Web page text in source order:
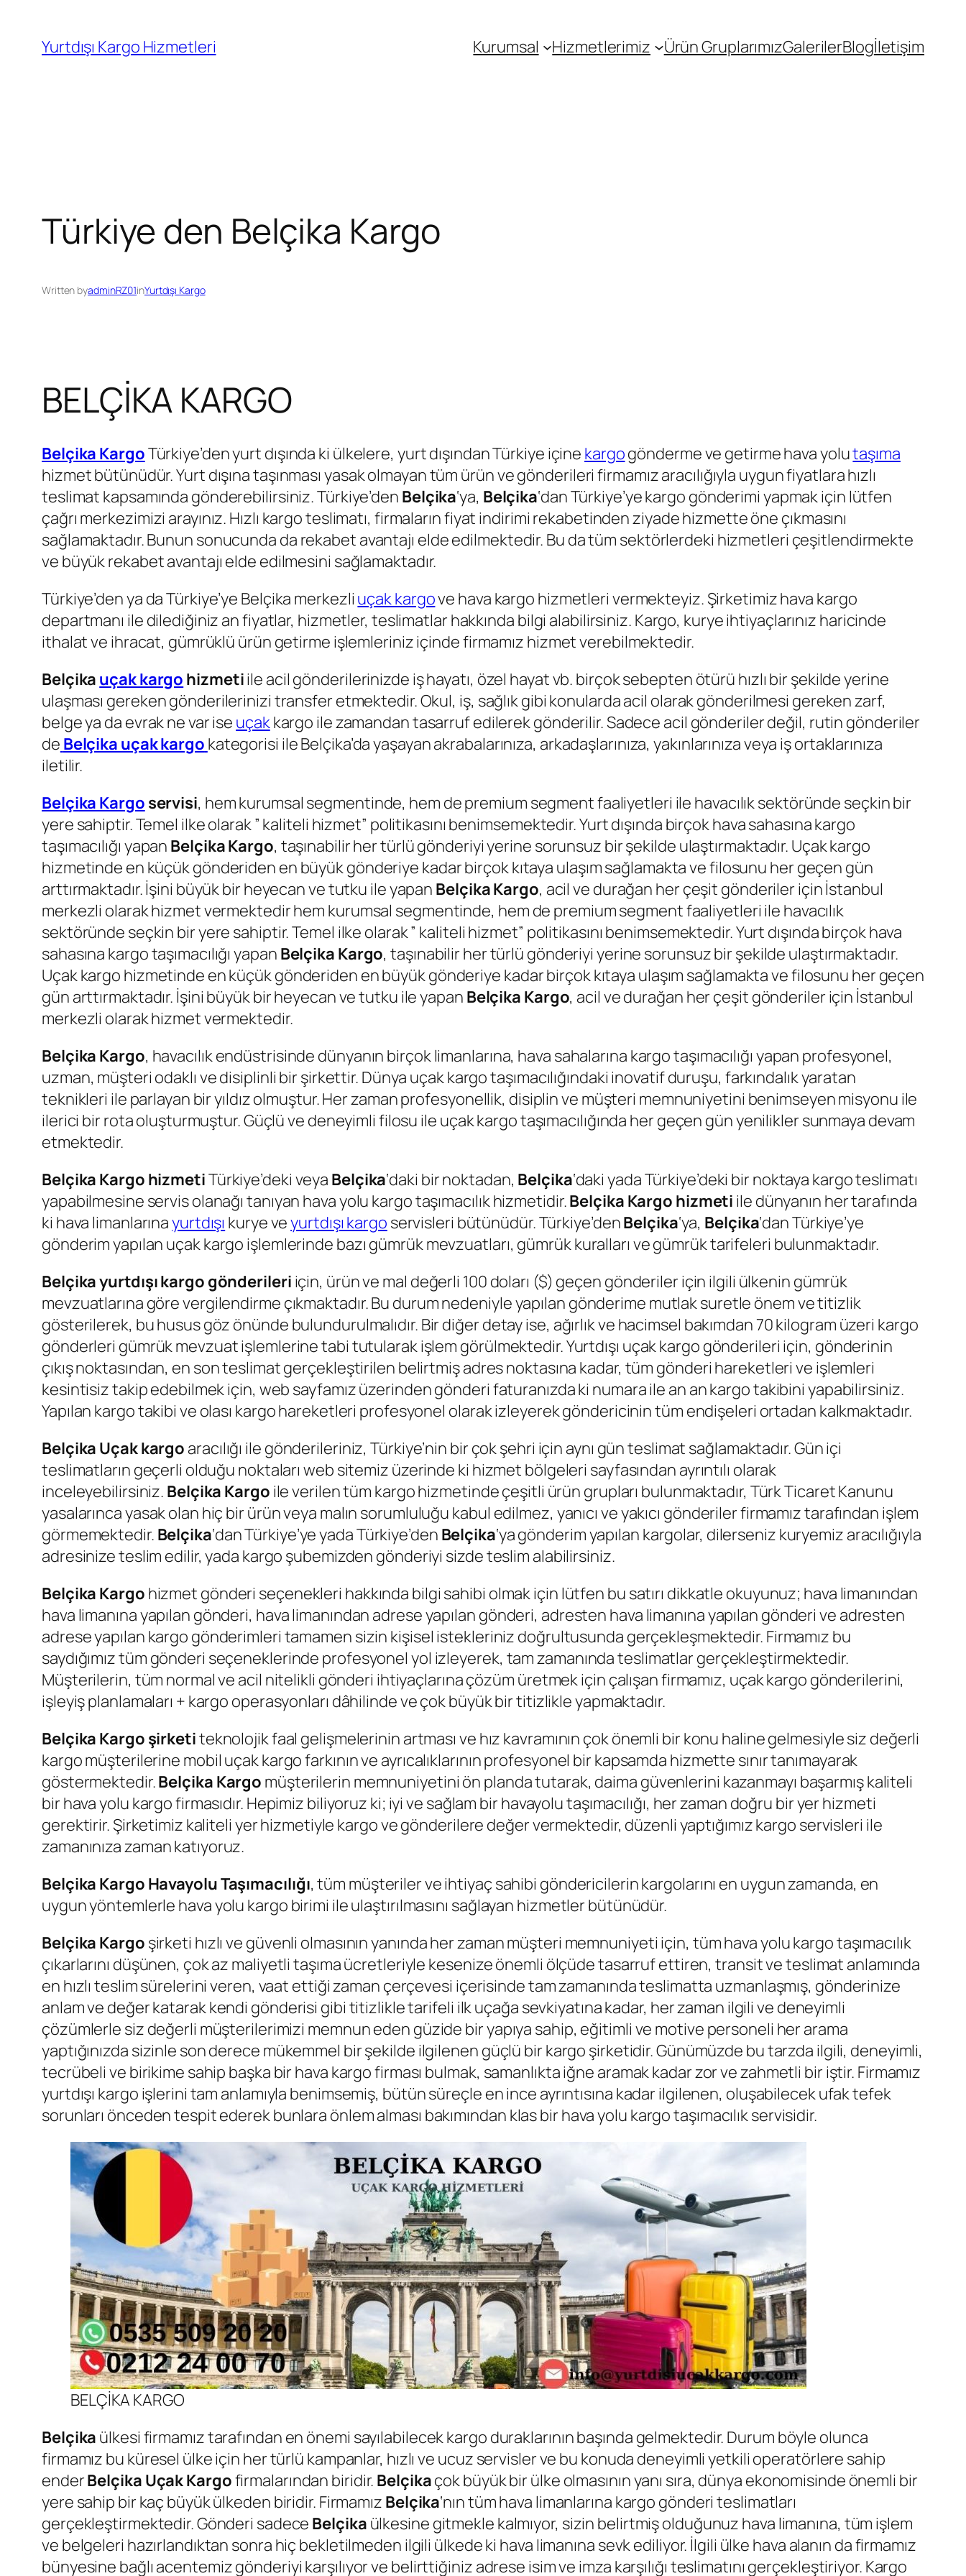
Yurtdışı Kargo Hizmetleri Kurumsal Hizmetlerimiz Ürün GruplarımızGalerilerBlogİletişim
Türkiye den Belçika Kargo
Written byadminRZ01inYurtdışı Kargo
BELÇİKA KARGO
Belçika KargoTürkiye’den yurt dışında ki ülkelere, yurt dışından Türkiye içine kargogönderme ve getirme hava yolutaşıma
hizmet bütünüdür. Yurt dışına taşınması yasak olmayan tüm ürün ve gönderileri firmamız aracılığıyla uygun fiyatlara hızlı
teslimat kapsamında gönderebilirsiniz. Türkiye’den Belçika‘ya, Belçika‘dan Türkiye’ye kargo gönderimi yapmak için lütfen
çağrı merkezimizi arayınız. Hızlı kargo teslimatı, firmaların fiyat indirimi rekabetinden ziyade hizmette öne çıkmasını
sağlamaktadır. Bunun sonucunda da rekabet avantajı elde edilmektedir. Bu da tüm sektörlerdeki hizmetleri çeşitlendirmekte
ve büyük rekabet avantajı elde edilmesini sağlamaktadır.
Türkiye’den ya da Türkiye’ye Belçika merkezli uçak kargove hava kargo hizmetleri vermekteyiz. Şirketimiz hava kargo
departmanı ile dilediğiniz an fiyatlar, hizmetler, teslimatlar hakkında bilgi alabilirsiniz. Kargo, kurye ihtiyaçlarınız haricinde
ithalat ve ihracat, gümrüklü ürün getirme işlemleriniz içinde firmamız hizmet verebilmektedir.
Belçika uçak kargo hizmetiile acil gönderilerinizde iş hayatı, özel hayat vb. birçok sebepten ötürü hızlı bir şekilde yerine
ulaşması gereken gönderilerinizi transfer etmektedir. Okul, iş, sağlık gibi konularda acil olarak gönderilmesi gereken zarf,
belge ya da evrak ne var ise uçakkargo ile zamandan tasarruf edilerek gönderilir. Sadece acil gönderiler değil, rutin gönderiler
de Belçika uçak kargo kategorisi ile Belçika’da yaşayan akrabalarınıza, arkadaşlarınıza, yakınlarınıza veya iş ortaklarınıza
iletilir.
Belçika Kargo servisi, hem kurumsal segmentinde, hem de premium segment faaliyetleri ile havacılık sektöründe seçkin bir
yere sahiptir. Temel ilke olarak ” kaliteli hizmet” politikasını benimsemektedir. Yurt dışında birçok hava sahasına kargo
taşımacılığı yapan Belçika Kargo, taşınabilir her türlü gönderiyi yerine sorunsuz bir şekilde ulaştırmaktadır. Uçak kargo
hizmetinde en küçük gönderiden en büyük gönderiye kadar birçok kıtaya ulaşım sağlamakta ve filosunu her geçen gün
arttırmaktadır. İşini büyük bir heyecan ve tutku ile yapan Belçika Kargo, acil ve durağan her çeşit gönderiler için İstanbul
merkezli olarak hizmet vermektedir hem kurumsal segmentinde, hem de premium segment faaliyetleri ile havacılık
sektöründe seçkin bir yere sahiptir. Temel ilke olarak ” kaliteli hizmet” politikasını benimsemektedir. Yurt dışında birçok hava
sahasına kargo taşımacılığı yapan Belçika Kargo, taşınabilir her türlü gönderiyi yerine sorunsuz bir şekilde ulaştırmaktadır.
Uçak kargo hizmetinde en küçük gönderiden en büyük gönderiye kadar birçok kıtaya ulaşım sağlamakta ve filosunu her geçen
gün arttırmaktadır. İşini büyük bir heyecan ve tutku ile yapan Belçika Kargo, acil ve durağan her çeşit gönderiler için İstanbul
merkezli olarak hizmet vermektedir.
Belçika Kargo, havacılık endüstrisinde dünyanın birçok limanlarına, hava sahalarına kargo taşımacılığı yapan profesyonel,
uzman, müşteri odaklı ve disiplinli bir şirkettir. Dünya uçak kargo taşımacılığındaki inovatif duruşu, farkındalık yaratan
teknikleri ile parlayan bir yıldız olmuştur. Her zaman profesyonellik, disiplin ve müşteri memnuniyetini benimseyen misyonu ile
ilerici bir rota oluşturmuştur. Güçlü ve deneyimli filosu ile uçak kargo taşımacılığında her geçen gün yenilikler sunmaya devam
etmektedir.
Belçika Kargo hizmetiTürkiye’deki veya Belçika‘daki bir noktadan, Belçika‘daki yada Türkiye’deki bir noktaya kargo teslimatı
yapabilmesine servis olanağı tanıyan hava yolu kargo taşımacılık hizmetidir.Belçika Kargo hizmeti ile dünyanın her tarafında
ki hava limanlarınayurtdışı kurye veyurtdışı kargo servisleri bütünüdür. Türkiye’denBelçika‘ya, Belçika‘dan Türkiye’ye
gönderim yapılan uçak kargo işlemlerinde bazı gümrük mevzuatları, gümrük kuralları ve gümrük tarifeleri bulunmaktadır.
Belçika yurtdışı kargo gönderileri için, ürün ve mal değerli 100 doları ($) geçen gönderiler için ilgili ülkenin gümrük
mevzuatlarına göre vergilendirme çıkmaktadır. Bu durum nedeniyle yapılan gönderime mutlak suretle önem ve titizlik
gösterilerek, bu husus göz önünde bulundurulmalıdır. Bir diğer detay ise, ağırlık ve hacimsel bakımdan 70 kilogram üzeri kargo
gönderleri gümrük mevzuat işlemlerine tabi tutularak işlem görülmektedir. Yurtdışı uçak kargo gönderileri için, gönderinin
çıkış noktasından, en son teslimat gerçekleştirilen belirtmiş adres noktasına kadar, tüm gönderi hareketleri ve işlemleri
kesintisiz takip edebilmek için, web sayfamız üzerinden gönderi faturanızda ki numara ile an an kargo takibini yapabilirsiniz.
Yapılan kargo takibi ve olası kargo hareketleri profesyonel olarak izleyerek göndericinin tüm endişeleri ortadan kalkmaktadır.
Belçika Uçak kargo aracılığı ile gönderileriniz, Türkiye’nin bir çok şehri için aynı gün teslimat sağlamaktadır. Gün içi
teslimatların geçerli olduğu noktaları web sitemiz üzerinde ki hizmet bölgeleri sayfasından ayrıntılı olarak
inceleyebilirsiniz. Belçika Kargo ile verilen tüm kargo hizmetinde çeşitli ürün grupları bulunmaktadır, Türk Ticaret Kanunu
yasalarınca yasak olan hiç bir ürün veya malın sorumluluğu kabul edilmez, yanıcı ve yakıcı gönderiler firmamız tarafından işlem
görmemektedir. Belçika‘dan Türkiye’ye yada Türkiye’den Belçika‘ya gönderim yapılan kargolar, dilerseniz kuryemiz aracılığıyla
adresinize teslim edilir, yada kargo şubemizden gönderiyi sizde teslim alabilirsiniz.
Belçika Kargo hizmet gönderi seçenekleri hakkında bilgi sahibi olmak için lütfen bu satırı dikkatle okuyunuz; hava limanından
hava limanına yapılan gönderi, hava limanından adrese yapılan gönderi, adresten hava limanına yapılan gönderi ve adresten
adrese yapılan kargo gönderimleri tamamen sizin kişisel istekleriniz doğrultusunda gerçekleşmektedir. Firmamız bu
saydığımız tüm gönderi seçeneklerinde profesyonel yol izleyerek, tam zamanında teslimatlar gerçekleştirmektedir.
Müşterilerin, tüm normal ve acil nitelikli gönderi ihtiyaçlarına çözüm üretmek için çalışan firmamız, uçak kargo gönderilerini,
işleyiş planlamaları + kargo operasyonları dâhilinde ve çok büyük bir titizlikle yapmaktadır.
Belçika Kargo şirketiteknolojik faal gelişmelerinin artması ve hız kavramının çok önemli bir konu haline gelmesiyle siz değerli
kargo müşterilerine mobil uçak kargo farkının ve ayrıcalıklarının profesyonel bir kapsamda hizmette sınır tanımayarak
göstermektedir.Belçika Kargo müşterilerin memnuniyetini ön planda tutarak, daima güvenlerini kazanmayı başarmış kaliteli
bir hava yolu kargo firmasıdır. Hepimiz biliyoruz ki; iyi ve sağlam bir havayolu taşımacılığı, her zaman doğru bir yer hizmeti
gerektirir. Şirketimiz kaliteli yer hizmetiyle kargo ve gönderilere değer vermektedir, düzenli yaptığımız kargo servisleri ile
zamanınıza zaman katıyoruz.
Belçika Kargo Havayolu Taşımacılığı, tüm müşteriler ve ihtiyaç sahibi göndericilerin kargolarını en uygun zamanda, en
uygun yöntemlerle hava yolu kargo birimi ile ulaştırılmasını sağlayan hizmetler bütünüdür.
Belçika Kargo şirketi hızlı ve güvenli olmasının yanında her zaman müşteri memnuniyeti için, tüm hava yolu kargo taşımacılık
çıkarlarını düşünen, çok az maliyetli taşıma ücretleriyle kesenize önemli ölçüde tasarruf ettiren, transit ve teslimat anlamında
en hızlı teslim sürelerini veren, vaat ettiği zaman çerçevesi içerisinde tam zamanında teslimatta uzmanlaşmış, gönderinize
anlam ve değer katarak kendi gönderisi gibi titizlikle tarifeli ilk uçağa sevkiyatına kadar, her zaman ilgili ve deneyimli
çözümlerle siz değerli müşterilerimizi memnun eden güzide bir yapıya sahip, eğitimli ve motive personeli her arama
yaptığınızda sizinle son derece mükemmel bir şekilde ilgilenen güçlü bir kargo şirketidir. Günümüzde bu tarzda ilgili, deneyimli,
tecrübeli ve birikime sahip başka bir hava kargo firması bulmak, samanlıkta iğne aramak kadar zor ve zahmetli bir iştir. Firmamız
yurtdışı kargo işlerini tam anlamıyla benimsemiş, bütün süreçle en ince ayrıntısına kadar ilgilenen, oluşabilecek ufak tefek
sorunları önceden tespit ederek bunlara önlem alması bakımından klas bir hava yolu kargo taşımacılık servisidir.
BELÇİKA KARGO
Belçika ülkesi firmamız tarafından en önemi sayılabilecek kargo duraklarının başında gelmektedir. Durum böyle olunca
firmamız bu küresel ülke için her türlü kampanlar, hızlı ve ucuz servisler ve bu konuda deneyimli yetkili operatörlere sahip
enderBelçika Uçak Kargofirmalarından biridir. Belçikaçok büyük bir ülke olmasının yanı sıra, dünya ekonomisinde önemli bir
yere sahip bir kaç büyük ülkeden biridir. Firmamız Belçika‘nın tüm hava limanlarına kargo gönderi teslimatları
gerçekleştirmektedir. Gönderi sadece Belçika ülkesine gitmekle kalmıyor, sizin belirtmiş olduğunuz hava limanına, tüm işlem
ve belgeleri hazırlandıktan sonra hiç bekletilmeden ilgili ülkede ki hava limanına sevk ediliyor. İlgili ülke hava alanın da firmamız
bünyesine bağlı acentemiz gönderiyi karşılıyor ve belirttiğiniz adrese isim ve imza karşılığı teslimatını gerçekleştiriyor. Kargo